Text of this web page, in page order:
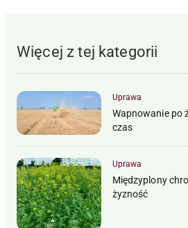
Więcej z tej kategorii
Uprawa
Wapnowanie po
czas
Uprawa
Międzyplony
żyzność